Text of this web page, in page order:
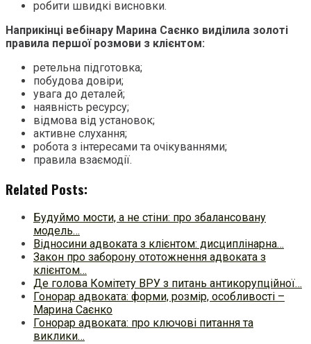
робити швидкі висновки.
Наприкінці вебінару Марина Саєнко виділила золоті
правила першої розмови з клієнтом:
ретельна підготовка;
побудова довіри;
увага до деталей;
наявність ресурсу;
відмова від установок;
активне слухання;
робота з інтересами та очікуваннями;
правила взаємодії.
Related Posts:
Будуймо мости, а не стіни: про збалансовану
модель…
Відносини адвоката з клієнтом: дисциплінарна…
Закон про заборону ототожнення адвоката з
клієнтом…
Де голова Комітету ВРУ з питань антикорупційної…
Гонорар адвоката: форми, розмір, особливості –
Марина Саєнко
Гонорар адвоката: про ключові питання та
виклики…